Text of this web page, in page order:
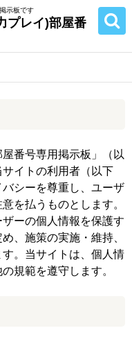
示板です
プレイ)部屋番
番号専用掲示板」（以
イトの利用者（以下
バシーを尊重し、ユーザ
を払うものとします。
ーの個人情報を保護す
、施策の実施・維持、
。当サイトは、個人情
規範を遵守します。